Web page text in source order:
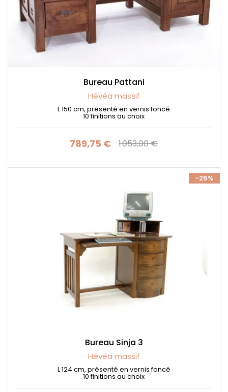
Bureau Pattani
Hévéa massif
L 150 cm, présenté en vernis foncé
10 finitions au choix
Prix
789,75 € Prix de base
1 053,00 €
-25%
Bureau Sinja 3
Hévéa massif
L 124 cm, présenté en vernis foncé
10 finitions au choix